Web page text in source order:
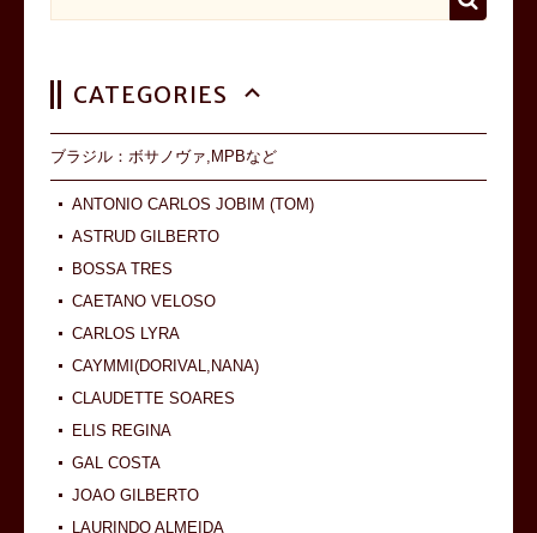
CATEGORIES
ブラジル：ボサノヴァ,MPBなど
ANTONIO CARLOS JOBIM (TOM)
ASTRUD GILBERTO
BOSSA TRES
CAETANO VELOSO
CARLOS LYRA
CAYMMI(DORIVAL,NANA)
CLAUDETTE SOARES
ELIS REGINA
GAL COSTA
JOAO GILBERTO
LAURINDO ALMEIDA